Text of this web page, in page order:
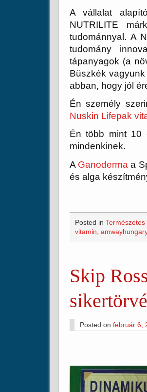
A vállalat
NUTRILITE
tudománnyal. A
tudomány
tápanyagok (a
Büszkék
abban, hogy jól
Én személy
Nuskin Lifepak
Én több mint 10
mindenkinek.
A Ganoderma a
és alga
Posted in
vitamin amwayhungary
Skip
Posted on február 6,